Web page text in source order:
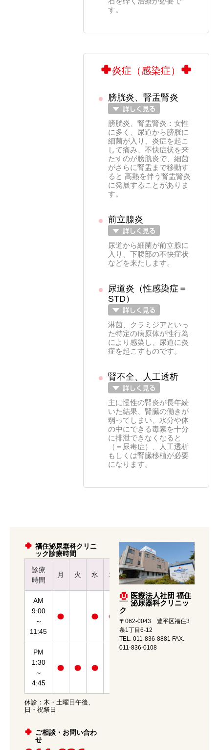
す。
炎症（感染症）
膀胱炎、腎盂腎炎
膀胱炎、腎盂腎炎：女性
に多く、尿道から膀胱に
細菌が入り、炎症を起こ
して痛み、不快症状を来
たすのが膀胱炎で、細菌
がさらに腎盂まで移動す
ると 高熱を伴う腎盂腎炎
に発展することがありま
す。
前立腺炎
尿道から細菌が前立腺に
入り、下腹部の不快症状
などを来たします。
尿道炎（性感染症＝
STD）
淋菌、クラミジアといっ
た特定の病原体が性行為
により感染し、尿道に炎
症を起こすものです。
腎不全、人工透析
主に慢性の腎炎が長年続
いた結果、腎臓の働きが
弱ってしまい、水分や体
の中にできる毒素を十分
に排泄できなくなると
（＝尿毒症）、人工透析
もしくは腎臓移植が必要
になります。
福住泌尿器科クリニ
ック診療時間
診療
時間
月 火 水 木 金 土
AM
9:00
～
11:45
PM
1:30
～
4:45
休診：木・土曜日午後、
日・祝祭日
ご相談・お問い合わ
せ
医療法人社団 福住
泌尿器科クリニッ
ク
〒062-0043 豊平区福住3
条1丁目6-12
TEL. 011-836-8881 FAX.
011-836-0108